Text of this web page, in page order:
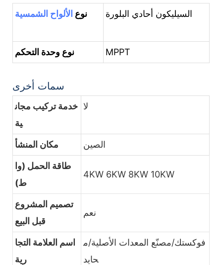
نوع الألواح الشمسية السيليكون أحادي البلورة
نوع وحدة التحكم MPPT
سمات أخرى
خدمة تركيب مجان
ية
لا
مكان المنشأ الصين
طاقة الحمل (وا
ط)
4KW 6KW 8KW 10KW
تصميم المشروع
قبل البيع
نعم
اسم العلامة التجا
رية
فوكستك/مصنّع المعدات الأصلية/م
حايد